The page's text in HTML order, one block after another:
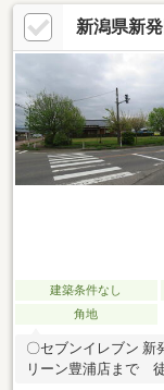
新潟県新
建築条件なし
角地
〇セブンイレブン
リーン豊浦店まで